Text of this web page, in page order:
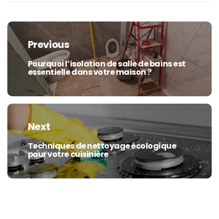
Navigation
de
l’article
Previous
Previous
post:
Pourquoi l’isolation de salle de bains est
essentielle dans votre maison ?
Next
Next
post:
Techniques de nettoyage écologique
pour votre cuisinière